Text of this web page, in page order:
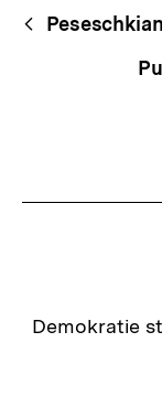
Content-
Navigation
Zur
Demokratie